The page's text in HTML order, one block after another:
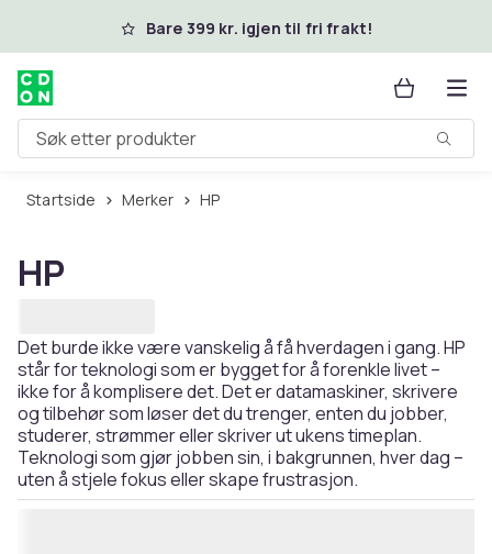
Hopp til hovedinnholdBare 399 kr. igjen til fri frakt!
Søk etter produkter
Startside Merker HP
HP
Det burde ikke være vanskelig å få hverdagen i gang. HP
står for teknologi som er bygget for å forenkle livet –
ikke for å komplisere det. Det er datamaskiner, skrivere
og tilbehør som løser det du trenger, enten du jobber,
studerer, strømmer eller skriver ut ukens timeplan.
Teknologi som gjør jobben sin, i bakgrunnen, hver dag –
uten å stjele fokus eller skape frustrasjon.